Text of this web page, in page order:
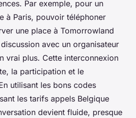
Par exemple, pour un
à Paris, pouvoir téléphoner
une place à Tomorrowland
avec un organisateur
vrai plus. Cette interconnexion
la participation et le
utilisant les bons codes
les tarifs appels Belgique
devient fluide, presque